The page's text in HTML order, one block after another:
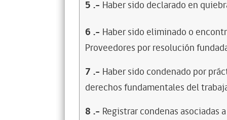
5 .- Haber sido declarado en
6 .- Haber sido eliminado o
Proveedores por resolución
7 .- Haber sido condenado por
derechos fundamentales del
8 .- Registrar condenas asociadas